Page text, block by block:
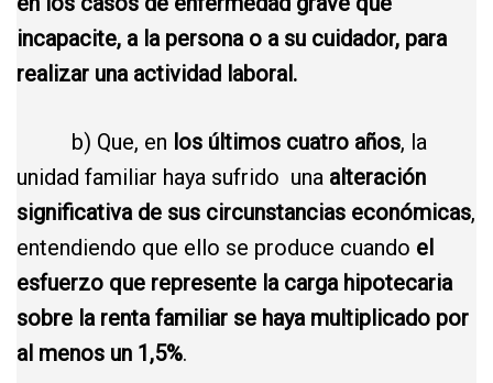
incapacite, a la persona o a su cuidador, para
realizar una actividad laboral.
b) Que, en los últimos cuatro años, la
unidad familiar haya sufrido una alteración
significativa de sus circunstancias económicas,
entendiendo que ello se produce cuando el
esfuerzo que represente la carga hipotecaria
sobre la renta familiar se haya multiplicado por
al menos un 1,5%.